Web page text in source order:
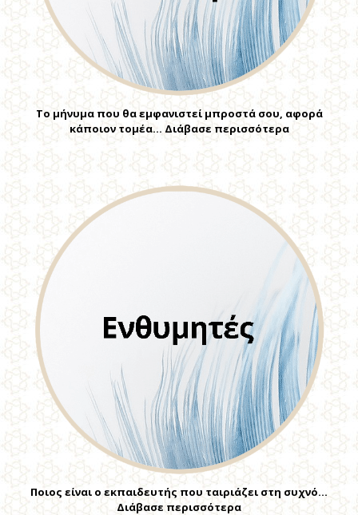
Το μήνυμα που θα εμφανιστεί μπροστά σου, αφορά
κάποιον τομέα… Διάβασε περισσότερα
Ποιος είναι ο εκπαιδευτής που ταιριάζει στη συχνό…
Διάβασε περισσότερα